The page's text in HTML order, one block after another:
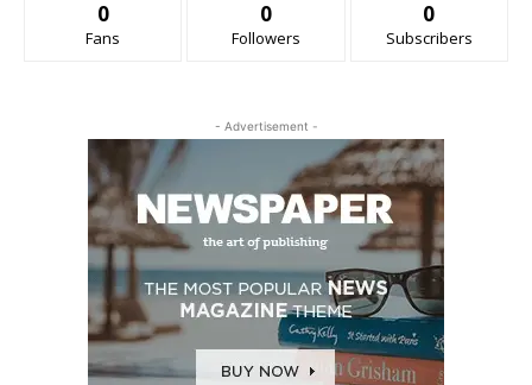
0
Fans
0
Followers
0
Subscribers
- Advertisement -